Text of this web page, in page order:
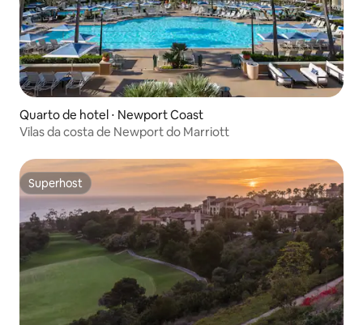
Quarto de hotel ⋅ Newport Coast
Vilas da costa de Newport do Marriott
Superhost
Superhost